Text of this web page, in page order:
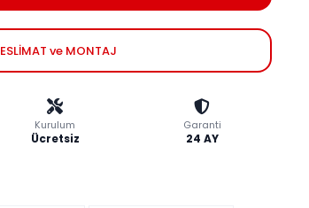
ve MONTAJ
Kurulum
Ücretsiz
Garanti
24 AY